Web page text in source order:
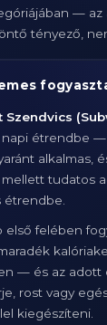
—
tényező,
Szendvics
napi étrendbe
alkalmas,
tudatos
étrendbe.
első felében
— és az adott
rost vagy
kiegészíteni.